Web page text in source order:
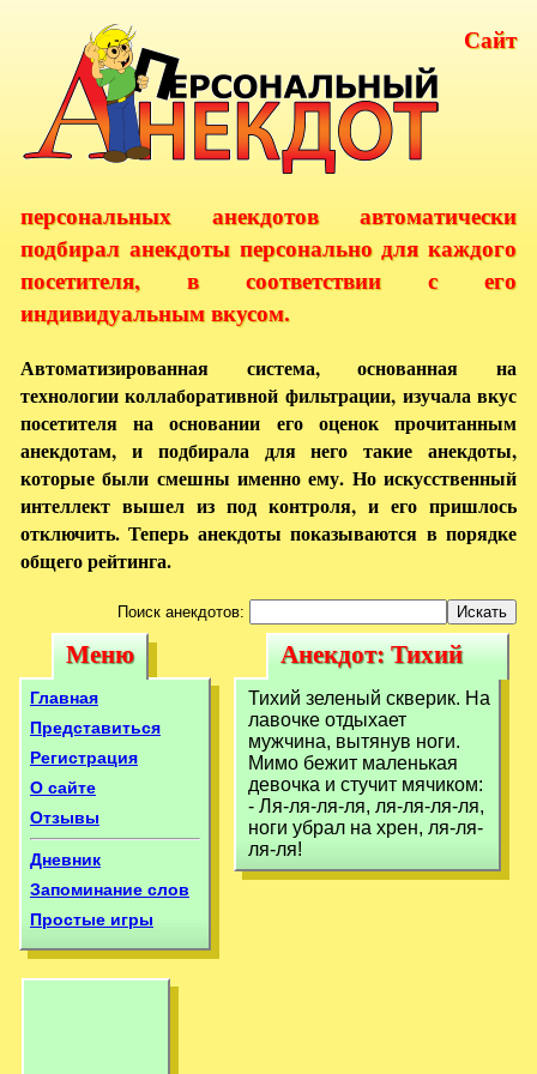
Сайт
персональных анекдотов автоматически
подбирал анекдоты персонально для каждого
посетителя, в соответствии с его
индивидуальным вкусом.
Автоматизированная система, основанная на
технологии коллаборативной фильтрации, изучала вкус
посетителя на основании его оценок прочитанным
анекдотам, и подбирала для него такие анекдоты,
которые были смешны именно ему. Но искусственный
интеллект вышел из под контроля, и его пришлось
отключить. Теперь анекдоты показываются в порядке
общего рейтинга.
Поиск анекдотов:
Меню
Меню
Главная
Представиться
Регистрация
О сайте
Отзывы
Дневник
Запоминание слов
Простые игры
Анекдот: Тихий
зеленый скверик.
На лавочке
отдыхает
Анекдот: Тихий
зеленый скверик.
На лавочке
отдыхает
Тихий зеленый скверик. На
лавочке отдыхает
мужчина, вытянув ноги.
Мимо бежит маленькая
девочка и стучит мячиком:
- Ля-ля-ля-ля, ля-ля-ля-ля,
ноги убрал на хрен, ля-ля-
ля-ля!